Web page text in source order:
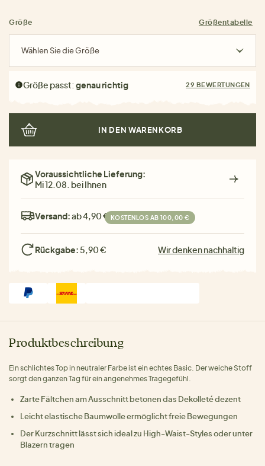
Größe Größentabelle
Wählen Sie die Größe
Größe passt:genau richtig 29 BEWERTUNGEN
IN DEN WARENKORB
Voraussichtliche Lieferung:
Mi 12.08. bei Ihnen
Versand:ab 4,90 € KOSTENLOS AB 100,00 €
Rückgabe: 5,90 € Wir denken nachhaltig
Produktbeschreibung
Ein schlichtes Top in neutraler Farbe ist ein echtes Basic. Der weiche Stoff
sorgt den ganzen Tag für ein angenehmes Tragegefühl.
Zarte Fältchen am Ausschnitt betonen das Dekolleté dezent
Leicht elastische Baumwolle ermöglicht freie Bewegungen
Der Kurzschnitt lässt sich ideal zu High-Waist-Styles oder unter
Blazern tragen